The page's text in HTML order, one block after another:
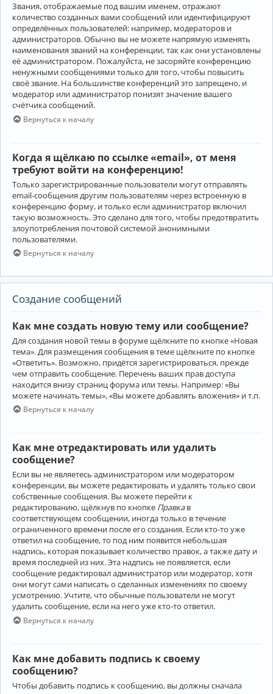
Звания, отображаемые под вашим именем, отражают
количество созданных вами сообщений или идентифицируют
определённых пользователей: например, модераторов и
администраторов. Обычно вы не можете напрямую изменять
наименования званий на конференции, так как они установлены
её администратором. Пожалуйста, не засоряйте конференцию
ненужными сообщениями только для того, чтобы повысить
своё звание. На большинстве конференций это запрещено, и
модератор или администратор понизят значение вашего
счётчика сообщений.
Вернуться к началу
Когда я щёлкаю по ссылке «email», от меня
требуют войти на конференцию!
Только зарегистрированные пользователи могут отправлять
email-сообщения другим пользователям через встроенную в
конференцию форму, и только если администратор включил
такую возможность. Это сделано для того, чтобы предотвратить
злоупотребления почтовой системой анонимными
пользователями.
Вернуться к началу
Создание сообщений
Как мне создать новую тему или сообщение?
Для создания новой темы в форуме щёлкните по кнопке «Новая
тема». Для размещения сообщения в теме щёлкните по кнопке
«Ответить». Возможно, придётся зарегистрироваться, прежде
чем отправить сообщение. Перечень ваших прав доступа
находится внизу страниц форума или темы. Например: «Вы
можете начинать темы», «Вы можете добавлять вложения» и т.п.
Вернуться к началу
Как мне отредактировать или удалить
сообщение?
Если вы не являетесь администратором или модератором
конференции, вы можете редактировать и удалять только свои
собственные сообщения. Вы можете перейти к
редактированию, щёлкнув по кнопке Правкав
соответствующем сообщении, иногда только в течение
ограниченного времени после его создания. Если кто-то уже
ответил на сообщение, то под ним появится небольшая
надпись, которая показывает количество правок, а также дату и
время последней из них. Эта надпись не появляется, если
сообщение редактировал администратор или модератор, хотя
они могут сами написать о сделанных изменениях по своему
усмотрению. Учтите, что обычные пользователи не могут
удалить сообщение, если на него уже кто-то ответил.
Вернуться к началу
Как мне добавить подпись к своему
сообщению?
Чтобы добавить подпись к сообщению, вы должны сначала